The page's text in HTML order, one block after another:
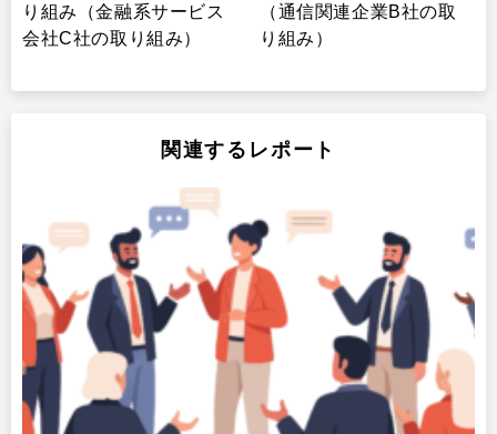
り組み（金融系サービス
会社C社の取り組み）
（通信関連企業B社の取
り組み）
関連するレポート